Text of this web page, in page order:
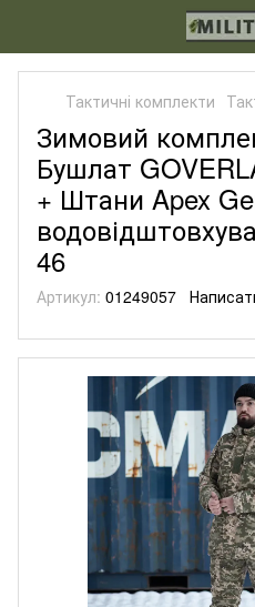
Тактичні комплекти
Зимовий
Бушлат
+ Штани Apex
46
Артикул: 01249057